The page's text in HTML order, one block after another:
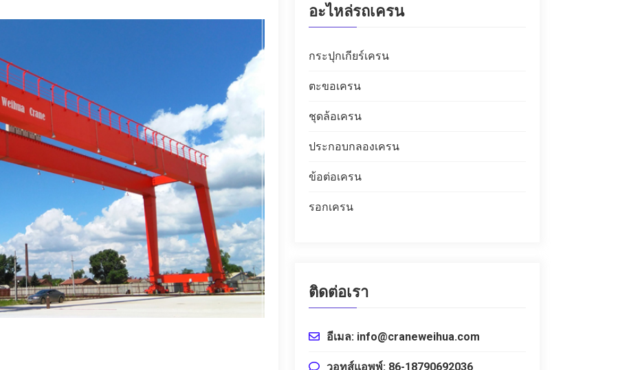
อะไหล่รถเครน
กระปุกเกียร์เครน
ตะขอเครน
ชุดล้อเครน
ประกอบกลองเครน
ข้อต่อเครน
รอกเครน
ติดต่อเรา
อีเมล: info@craneweihua.com
วอทส์แอพพ์: 86-18790692036